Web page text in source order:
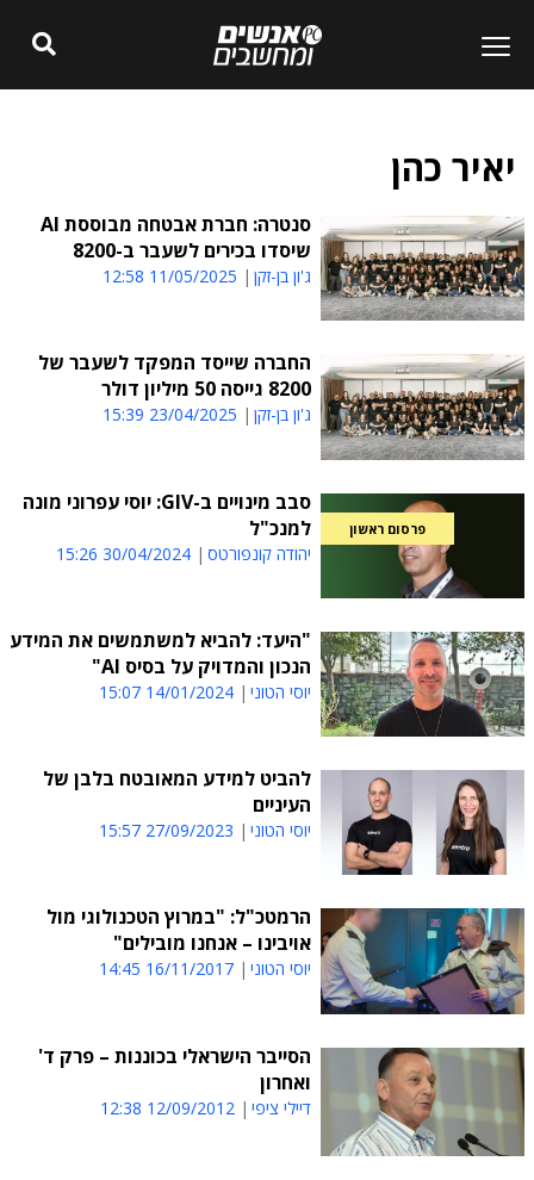
יאיר כהן
סנטרה: חברת אבטחה מבוססת AI
שיסדו בכירים לשעבר ב-8200
ג'ון בן-זקן 11/05/2025 12:58
החברה שייסד המפקד לשעבר של
8200 גייסה 50 מיליון דולר
ג'ון בן-זקן 23/04/2025 15:39
פרסום ראשון
סבב מינויים ב-GIV: יוסי עפרוני מונה
למנכ"ל
יהודה קונפורטס 30/04/2024 15:26
"היעד: להביא למשתמשים את המידע
הנכון והמדויק על בסיס AI"
יוסי הטוני 14/01/2024 15:07
להביט למידע המאובטח בלבן של
העיניים
יוסי הטוני 27/09/2023 15:57
הרמטכ"ל: "במרוץ הטכנולוגי מול
אויבינו – אנחנו מובילים"
יוסי הטוני 16/11/2017 14:45
הסייבר הישראלי בכוננות – פרק ד'
ואחרון
דיילי ציפי 12/09/2012 12:38